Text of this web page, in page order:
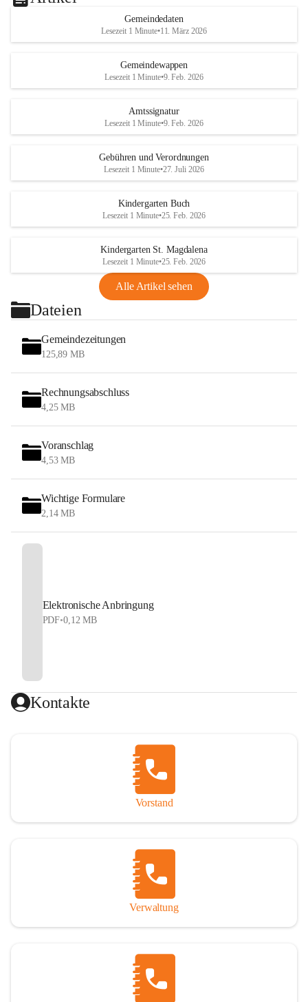
Gemeindedaten
Lesezeit 1 Minute•11. März 2026
Gemeindewappen
Lesezeit 1 Minute•9. Feb. 2026
Amtssignatur
Lesezeit 1 Minute•9. Feb. 2026
Gebühren und Verordnungen
Lesezeit 1 Minute•27. Juli 2026
Kindergarten Buch
Lesezeit 1 Minute•25. Feb. 2026
Kindergarten St. Magdalena
Lesezeit 1 Minute•25. Feb. 2026
Alle Artikel sehen
Dateien
Gemeindezeitungen
125,89 MB
Rechnungsabschluss
4,25 MB
Voranschlag
4,53 MB
Wichtige Formulare
2,14 MB
Elektronische Anbringung
PDF•0,12 MB
Kontakte
Vorstand
Verwaltung